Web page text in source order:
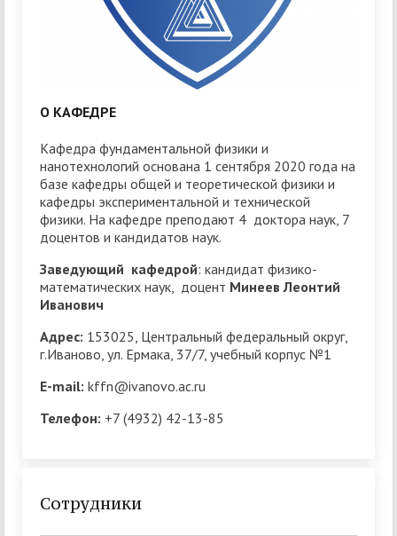
О КАФЕДРЕ
Кафедра фундаментальной физики и
нанотехнологий основана 1 сентября 2020 года на
базе кафедры общей и теоретической физики и
кафедры экспериментальной и технической
физики. На кафедре преподают 4 доктора наук, 7
доцентов и кандидатов наук.
Заведующий кафедрой: кандидат физико-
математических наук, доцент Минеев Леонтий
Иванович
Адрес: 153025, Центральный федеральный округ,
г.Иваново, ул. Ермака, 37/7, учебный корпус №1
E-mail: kffn@ivanovo.ac.ru
Телефон: +7 (4932) 42-13-85
Сотрудники